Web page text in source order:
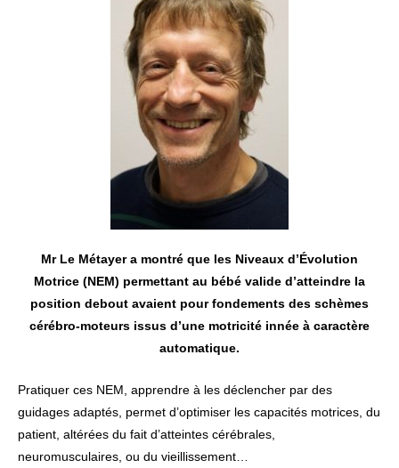
Mr Le Métayer a montré que les Niveaux d’Évolution
Motrice (NEM) permettant au bébé valide d’atteindre la
position debout avaient pour fondements des schèmes
cérébro-moteurs issus d’une motricité innée à caractère
automatique.
Pratiquer ces NEM, apprendre à les déclencher par des
guidages adaptés, permet d’optimiser les capacités motrices, du
patient, altérées du fait d’atteintes cérébrales,
neuromusculaires, ou du vieillissement…